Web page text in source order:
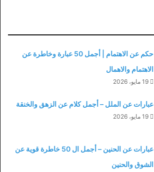
حكم عن الاهتمام | أجمل 50 عبارة وخاطرة عن
الاهتمام والاهمال
19 مايو، 2026
عبارات عن الملل – أجمل كلام عن الزهق والخنقة
19 مايو، 2026
عبارات عن الحنين – أجمل ال 50 خاطرة قوية عن
الشوق والحنين